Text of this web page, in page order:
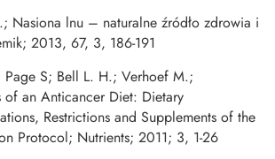
Nasiona lnu – naturalne źródło zdrowia i
2013, 67, 3, 186-191
S; Bell L. H.; Verhoef M.;
of an Anticancer Diet: Dietary
Restrictions and Supplements of the
Protocol; Nutrients; 2011; 3, 1-26